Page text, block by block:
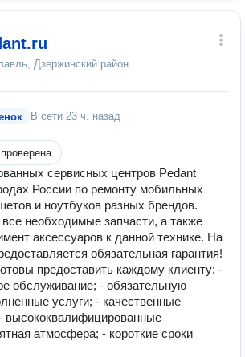
Дзержинский район
В сети 23 ч. назад
сервисных центров Pedant
России по ремонту мобильных
и ноутбуков разных брендов.
необходимые запчасти, а также
аксессуаров к данной технике. На
обязательная гарантия!
предоставить каждому клиенту: -
обслуживание; - обязательную
услуги; - качественные
высококвалифицированные
атмосфера; - короткие сроки